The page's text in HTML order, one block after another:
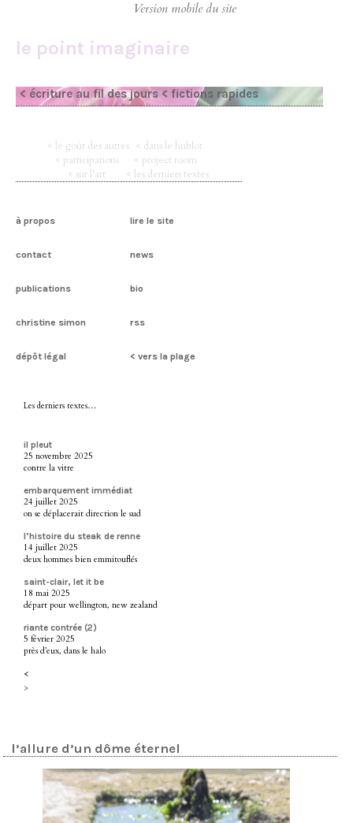
le point imaginaire
< écriture au fil des jours < fictions rapides
< le goût des autres < dans le hublot
< participations
< project room
< sur l’art
< les derniers textes
à propos lire le site
contact news
publications bio
christine simon rss
dépôt légal < vers la plage
Les derniers textes…
il pleut
25 novembre 2025
contre la vitre
embarquement immédiat
24 juillet 2025
on se déplacerait direction le sud
l’histoire du steak de renne
14 juillet 2025
deux hommes bien emmitouflés
saint-clair, let it be
18 mai 2025
départ pour wellington, new zealand
riante contrée (2)
5 février 2025
près d’eux, dans le halo
<
>
l’allure d’un dôme éternel